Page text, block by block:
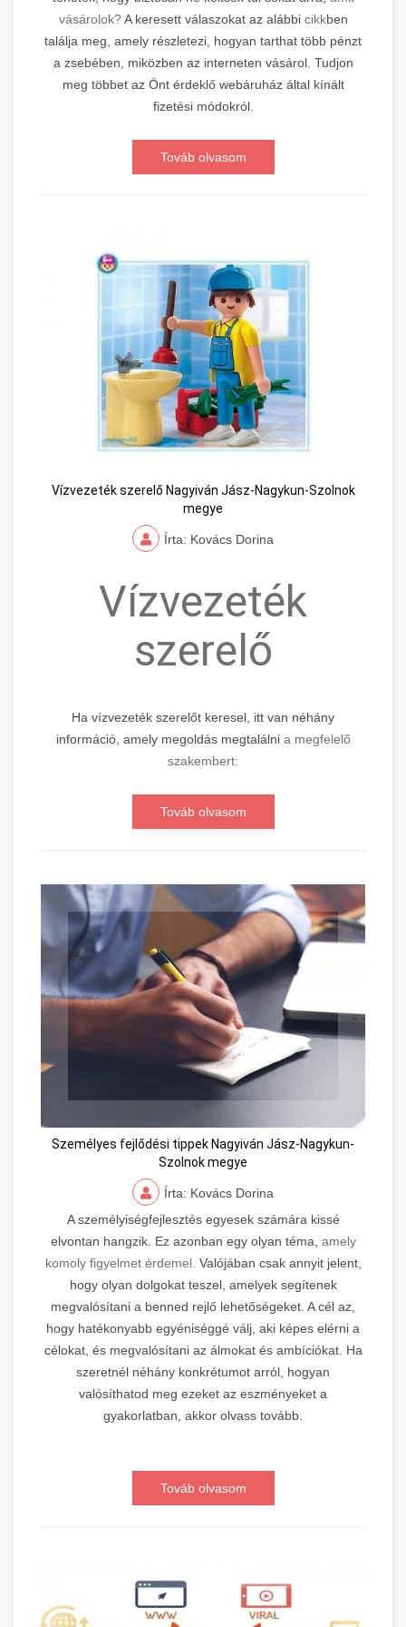
vásárolok?A keresett válaszokat az alábbi cikkben
találja meg, amely részletezi, hogyan tarthat több pénzt
a zsebében, miközben az interneten vásárol. Tudjon
meg többet az Önt érdeklő webáruház által kínált
fizetési módokról.
Továb olvasom
Vízvezeték szerelő Nagyiván Jász-Nagykun-Szolnok
megye
Írta: Kovács Dorina
Vízvezeték
szerelő
Ha vízvezeték szerelőt keresel, itt van néhány
információ, amely megoldás megtalálnia megfelelő
szakembert:
Továb olvasom
Személyes fejlődési tippek Nagyiván Jász-Nagykun-
Szolnok megye
Írta: Kovács Dorina
A személyiségfejlesztés egyesek számára kissé
elvontan hangzik. Ez azonban egy olyan téma, amely
komoly figyelmet érdemel. Valójában csak annyit jelent,
hogy olyan dolgokat teszel, amelyek segítenek
megvalósítani a benned rejlő lehetőségeket. A cél az,
hogy hatékonyabb egyéniséggé válj, aki képes elérni a
célokat, és megvalósítani az álmokat és ambíciókat. Ha
szeretnél néhány konkrétumot arról, hogyan
valósíthatod meg ezeket az eszményeket a
gyakorlatban, akkor olvass tovább.
Továb olvasom